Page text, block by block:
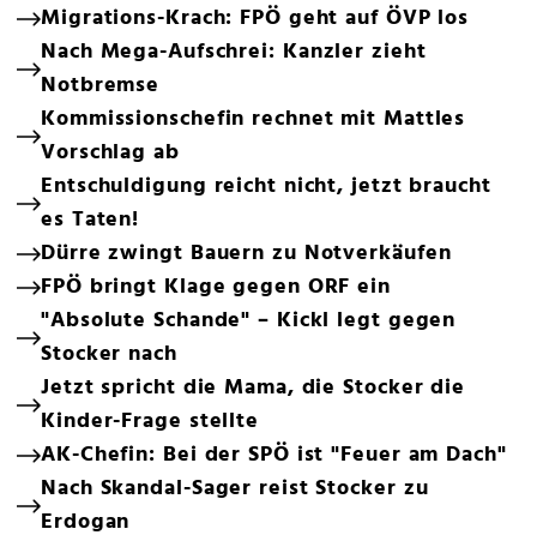
Migrations-Krach: FPÖ geht auf ÖVP los
Nach Mega-Aufschrei: Kanzler zieht
Notbremse
Kommissionschefin rechnet mit Mattles
Vorschlag ab
Entschuldigung reicht nicht, jetzt braucht
es Taten!
Dürre zwingt Bauern zu Notverkäufen
FPÖ bringt Klage gegen ORF ein
"Absolute Schande" – Kickl legt gegen
Stocker nach
Jetzt spricht die Mama, die Stocker die
Kinder-Frage stellte
AK-Chefin: Bei der SPÖ ist "Feuer am Dach"
Nach Skandal-Sager reist Stocker zu
Erdogan